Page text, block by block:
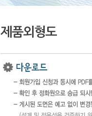
제품외형도